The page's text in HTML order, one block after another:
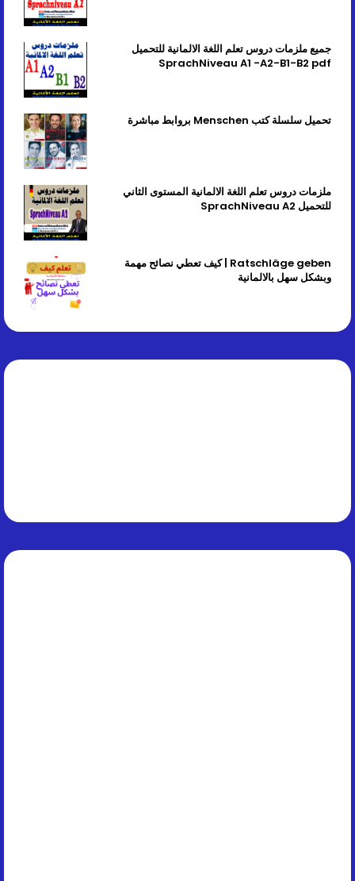
جميع ملزمات دروس تعلم اللغة الالمانية للتحميل
SprachNiveau A1 -A2-B1-B2 pdf
تحميل سلسلة كتب Menschen بروابط مباشرة
ملزمات دروس تعلم اللغة الالمانية المستوى الثاني
للتحميل SprachNiveau A2
Ratschläge geben | كيف تعطي نصائح مهمة
وبشكل سهل بالالمانية